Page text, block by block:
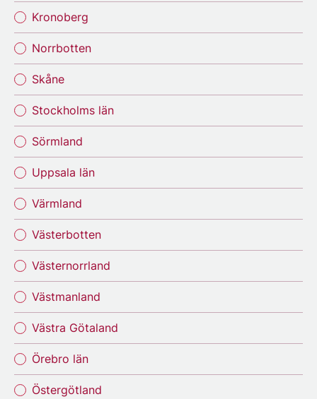
Kronoberg
Norrbotten
Skåne
Stockholms län
Sörmland
Uppsala län
Värmland
Västerbotten
Västernorrland
Västmanland
Västra Götaland
Örebro län
Östergötland